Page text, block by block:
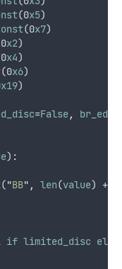
(0x5)
(0x7)
x2)
x4)
(0x6)
x19)
=False, br_edr
):
("BB" , len(value) + 1
if limited_disc else